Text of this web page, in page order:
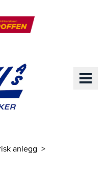
anlegg